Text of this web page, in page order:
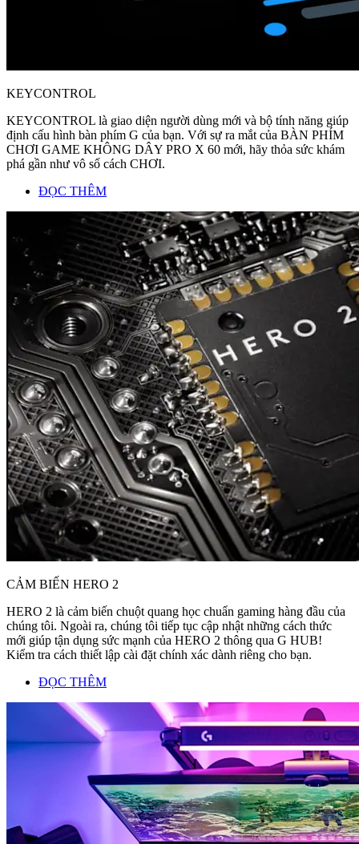
KEYCONTROL
KEYCONTROL là giao diện người dùng mới và bộ tính năng giúp
định cấu hình bàn phím G của bạn. Với sự ra mắt của BÀN PHÍM
CHƠI GAME KHÔNG DÂY PRO X 60 mới, hãy thỏa sức khám
phá gần như vô số cách CHƠI.
ĐỌC THÊM
CẢM BIẾN HERO 2
HERO 2 là cảm biến chuột quang học chuẩn gaming hàng đầu của
chúng tôi. Ngoài ra, chúng tôi tiếp tục cập nhật những cách thức
mới giúp tận dụng sức mạnh của HERO 2 thông qua G HUB!
Kiểm tra cách thiết lập cài đặt chính xác dành riêng cho bạn.
ĐỌC THÊM